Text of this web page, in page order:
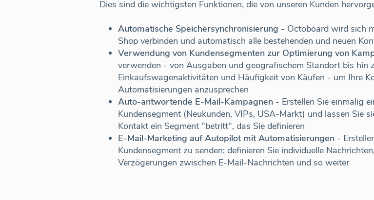
Dies sind die wichtigsten Funktionen, die von unseren Kunden
Automatische Speichersynchronisierung - Octoboard wird sich
Shop verbinden und automatisch alle bestehenden und neuen
Verwendung von Kundensegmenten zur Optimierung von
verwenden - von Ausgaben und geografischem Standort bis hin
Einkaufswagenaktivitäten und Häufigkeit von Käufen - um Ihre
Automatisierungen anzusprechen
Auto-antwortende E-Mail-Kampagnen - Erstellen Sie einmalig
Kundensegment (Neukunden, VIPs, USA-Markt) und lassen Sie
Kontakt ein Segment "betritt", das Sie definieren
E-Mail-Marketing auf Autopilot mit Automatisierungen -
Kundensegment zu senden; definieren Sie individuelle
Verzögerungen zwischen E-Mail-Nachrichten und so weiter